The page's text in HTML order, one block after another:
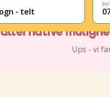
- telt
er vigtig for
Ups - vi